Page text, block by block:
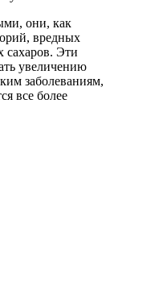
вредных
сахаров. Эти
увеличению
заболеваниям,
все более